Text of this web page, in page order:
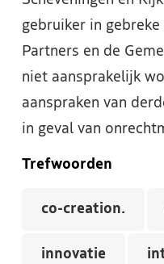
gebruiker in gebreke
Partners en de
niet aansprakelijk
aanspraken van
in geval van
Trefwoorden
co-creation.
innovatie